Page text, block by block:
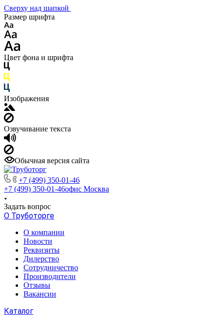
Сверху над шапкой
Размер шрифта
Цвет фона и шрифта
Изображения
Озвучивание текста
Обычная версия сайта
+7 (499) 350-01-46
+7 (499) 350-01-46офис Москва
Задать вопрос
О Труботорге
О компании
Новости
Реквизиты
Дилерство
Сотрудничество
Производители
Отзывы
Вакансии
Каталог